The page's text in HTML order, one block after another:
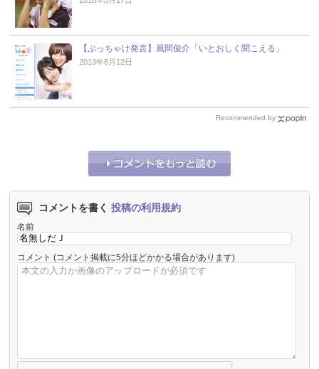
【ぶっちゃけ発言】風間俊介「いとおしく聞こえる」
2013年8月12日
Recommended by
コメントを書く 投稿の利用規約
名前
コメント (コメント掲載に5分ほどかかる場合があります)